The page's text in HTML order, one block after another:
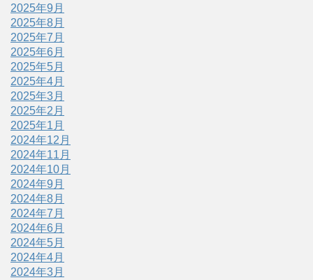
2025年9月
2025年8月
2025年7月
2025年6月
2025年5月
2025年4月
2025年3月
2025年2月
2025年1月
2024年12月
2024年11月
2024年10月
2024年9月
2024年8月
2024年7月
2024年6月
2024年5月
2024年4月
2024年3月